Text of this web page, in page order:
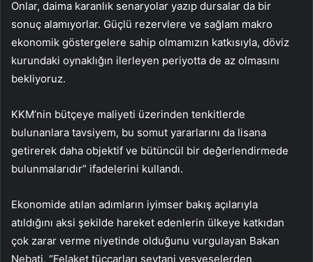
Onlar, daima karanlık senaryolar yazıp dursalar da bir
sonuç alamıyorlar. Güçlü rezervlere ve sağlam makro
ekonomik göstergelere sahip olmamızın katkısıyla, döviz
kurundaki oynaklığın ilerleyen periyotta de az olmasını
bekliyoruz.
KKM’nin bütçeye maliyeti üzerinden tenkitlerde
bulunanlara tavsiyem, bu somut yararlarını da lisana
getirerek daha objektif ve bütüncül bir değerlendirmede
bulunmalarıdır” ifadelerini kullandı.
Ekonomide atılan adımların iyimser bakış açılarıyla
atıldığını aksi şekilde hareket edenlerin ülkeye katkıdan
çok zarar verme niyetinde olduğunu vurgulayan Bakan
Nebati, “Felaket tüccarları şeytani vesveselerden